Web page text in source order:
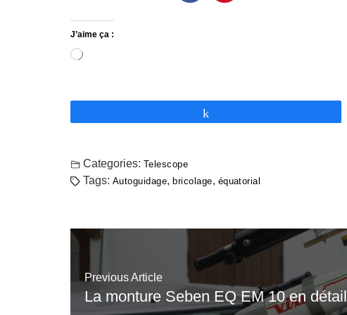
J’aime ça :
Categories: Telescope
Tags: Autoguidage,bricolage, équatorial
Previous Article
La monture Seben EQ EM 10 en détail